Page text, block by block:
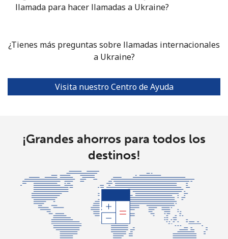
llamada para hacer llamadas a Ukraine?
¿Tienes más preguntas sobre llamadas internacionales
a Ukraine?
Visita nuestro Centro de Ayuda
¡Grandes ahorros para todos los
destinos!